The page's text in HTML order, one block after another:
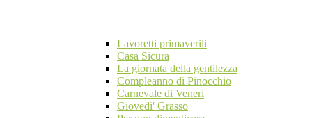
Lavoretti primaverili
Casa Sicura
La giornata della gentilezza
Compleanno di Pinocchio
Carnevale di Veneri
Giovedi' Grasso